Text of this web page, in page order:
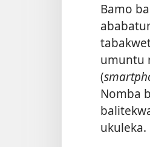
Bamo
umuntu
(
Nomba
ukuleka.